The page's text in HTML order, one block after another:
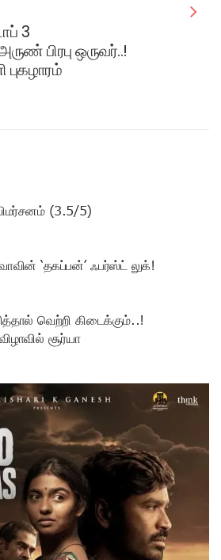
3
பிரபு ஒருவர்..!
(3.5/5)
‘தகப்பன்’ ஃபர்ஸ்ட் லுக்!
வெற்றி கிடைக்கும்..!
சூர்யா